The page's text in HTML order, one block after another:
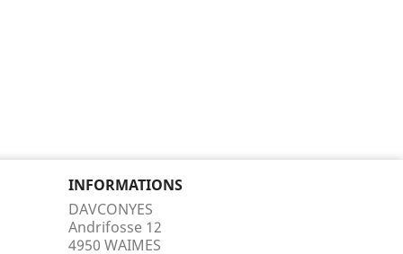
INFORMATIONS
DAVCONYES
Andrifosse 12
4950 WAIMES